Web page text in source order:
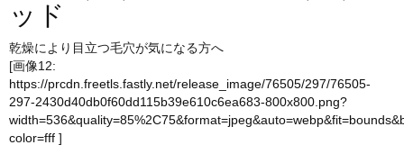
ッド
乾燥により目立つ毛穴が気になる方へ
[画像12:
https://prcdn.freetls.fastly.net/release_image/76505/297/76505-
297-2430d40db0f60dd115b39e610c6ea683-800x800.png?
color=fff ]